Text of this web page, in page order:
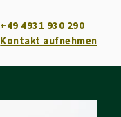
+49 4931 930 290
Kontakt aufnehmen